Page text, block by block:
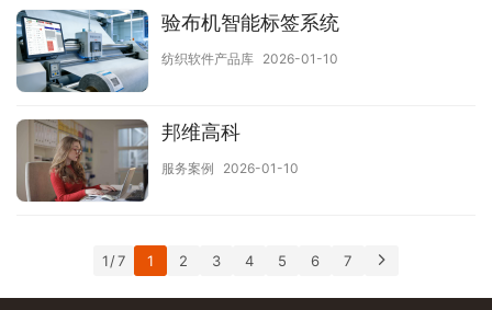
验布机智能标签系统
纺织软件产品库 2026-01-10
邦维高科
服务案例 2026-01-10
1 / 7 1 2 3 4 5 6 7